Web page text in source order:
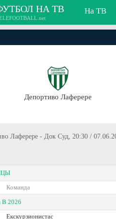
НА ТВ На ТВ
Депортиво Лаферере
Лаферере - Док Суд, 20:30 /
Команда
B 2026
Екскурзионистас